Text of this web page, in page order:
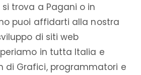
trova a Pagani o in
puoi affidarti alla nostra
di siti web
in tutta Italia e
di Grafici, programmatori e